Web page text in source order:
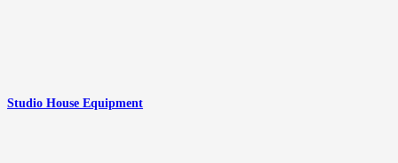
Studio House Equipment